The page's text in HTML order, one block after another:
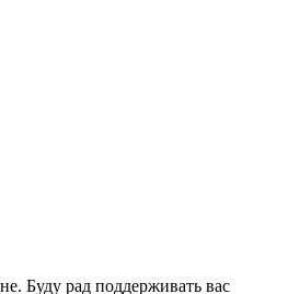
Буду рад поддерживать вас